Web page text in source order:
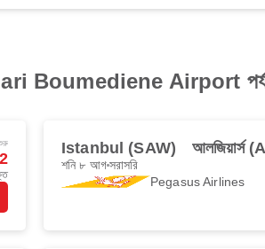
Boumediene Airport
Istanbul (SAW) আলজিয়ার্স
শনি ৮ আগসরাসরি
Pegasus Airlines